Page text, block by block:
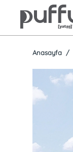
Anasayfa